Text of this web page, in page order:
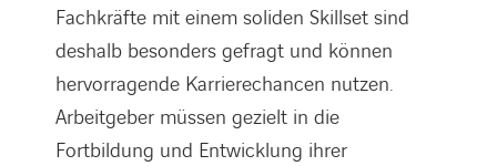
Fachkräfte mit einem soliden Skillset sind
deshalb besonders gefragt und können
hervorragende Karrierechancen nutzen.
Arbeitgeber müssen gezielt in die
Fortbildung und Entwicklung ihrer